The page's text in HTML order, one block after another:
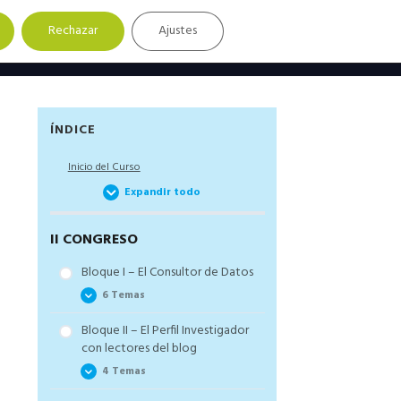
Barra
lateral
principal
ÍNDICE
Inicio del Curso
Expandir todo
II CONGRESO
Bloque I – El Consultor de Datos
6 Temas
Las etapas de la asesoría de
un proyecto de
investigación o tesis
doctoral
Bloque II – El Perfil Investigador
con lectores del blog
4 Temas
Rechazar Ajustes